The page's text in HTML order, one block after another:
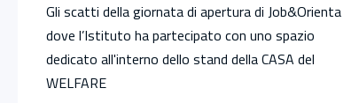
Gli scatti della giornata di apertura di Job&Orienta
dove l’Istituto ha partecipato con uno spazio
dedicato all'interno dello stand della CASA del
WELFARE